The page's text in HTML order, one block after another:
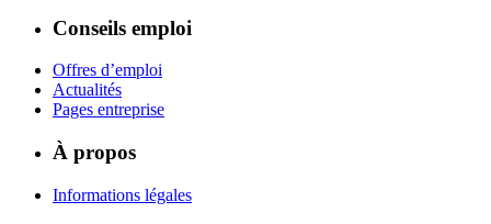
Conseils emploi
Offres d’emploi
Actualités
Pages entreprise
À propos
Informations légales